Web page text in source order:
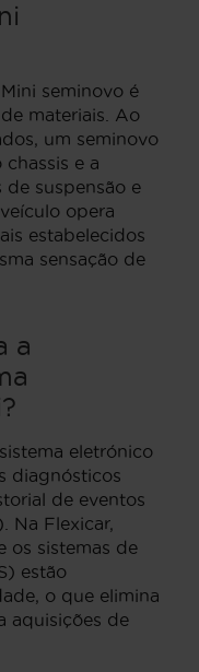
seminovo é
materiais. Ao
um seminovo
e a
suspensão e
opera
estabelecidos
sensação de
a
eletrónico
diagnósticos
de eventos
Na Flexicar,
os sistemas de
estão
o que elimina
aquisições de